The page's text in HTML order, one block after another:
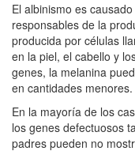
El albinismo es
responsables de la
producida por células
en la piel, el cabello y
genes, la melanina
en cantidades menores.
En la mayoría de los
los genes defectuosos
padres pueden no